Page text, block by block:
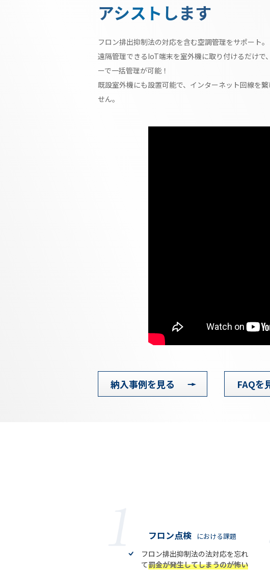
アシストします
フロン排出抑制法の対応を含む空調管理をサポート。
遠隔管理できるIoT端末を室外機に取り付けるだけで
ーで一括管理が可能！
既設室外機にも設置可能で、インターネット回線を
せん。
納入事例を見る FAQを
フロン点検 における課題
フロン排出抑制法の法対応を忘れ
て罰金が発生してしまうのが怖い